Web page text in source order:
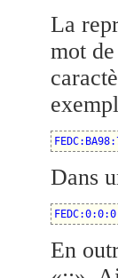
La
mot
Dans
En